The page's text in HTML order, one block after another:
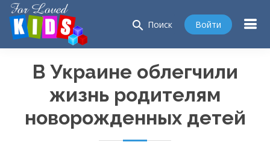
search Поиск Войти
В Украине облегчили
жизнь родителям
новорожденных детей